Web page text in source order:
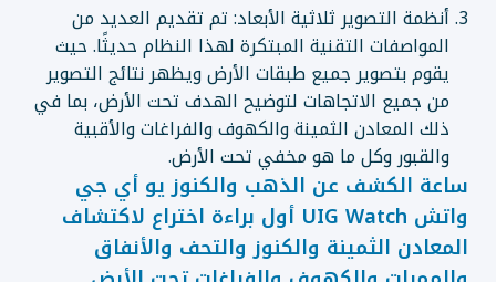
أنظمة التصوير ثلاثية الأبعاد: تم تقديم العديد من
المواصفات التقنية المبتكرة لهذا النظام حديثًا. حيث
يقوم بتصوير جميع طبقات الأرض ويظهر نتائج التصوير
من جميع الاتجاهات لتوضيح الهدف تحت الأرض، بما في
ذلك المعادن الثمينة والكهوف والفراغات والأقبية
والقبور وكل ما هو مخفي تحت الأرض.
ساعة الكشف عن الذهب والكنوز يو أي جي
واتش UIG Watch أول براءة اختراع لاكتشاف
المعادن الثمينة والكنوز والتحف والأنفاق